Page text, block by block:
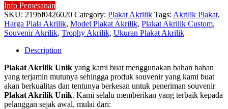
Info Pemesanan
SKU: 219bf0426020 Category: Plakat Akrilik Tags: Akrilik Plakat,
Harga Piala Akrilik, Model Plakat Akrilik, Plakat Akrilik Custom,
Souvenir Akrilik, Trophy Akrilik, Ukuran Plakat Akrilik
Description
Plakat Akrilik Unik yang kami buat menggunakan bahan bahan
yang terjamin mutunya sehingga produk souvenir yang kami buat
akan berkualitas dan tentunya berkesan untuk peneriman souvenir
Plakat Akrilik Unik. Kami selalu memberikan yang terbaik kepada
pelanggan sejak awal, mulai dari: